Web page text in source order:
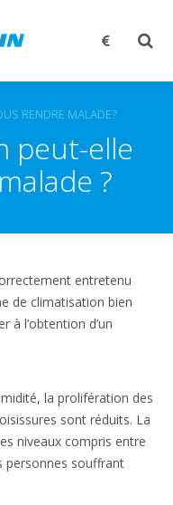
RENDRE MALADE?
peut-elle
?
entretenu
de climatisation bien
à l’obtention d’un
la prolifération des
sont réduits. La
niveaux compris entre
personnes souffrant